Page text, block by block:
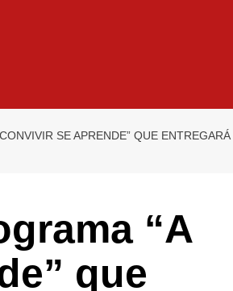
SE APRENDE” QUE
“A
que